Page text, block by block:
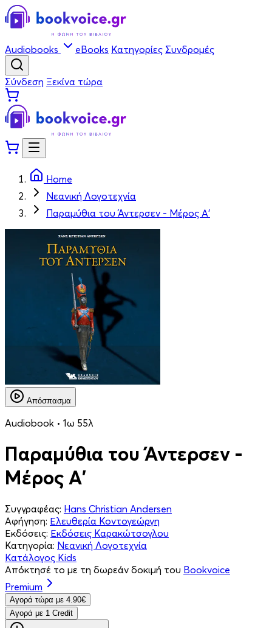
Audiobooks eBooks Κατηγορίες Συνδρομές
Σύνδεση Ξεκίνα τώρα
Home
Νεανική Λογοτεχνία
Παραμύθια του Άντερσεν - Μέρος Α'
Απόσπασμα
Audiobook • 1ω 55λ
Παραμύθια του Άντερσεν -
Μέρος Α'
Συγγραφέας: Hans Christian Andersen
Αφήγηση: Ελευθερία Κοντογεώργη
Εκδόσεις: Εκδόσεις Καρακώτσογλου
Κατηγορία: Νεανική Λογοτεχνία
Κατάλογος Kids
Απόκτησέ το με τη δωρεάν δοκιμή του Bookvoice
Premium
Aγορά τώρα με 4.90€
Aγορά με 1 Credit